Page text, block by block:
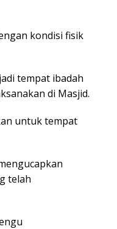
kondisi fisik
tempat ibadah
di Masjid.
untuk tempat
telah